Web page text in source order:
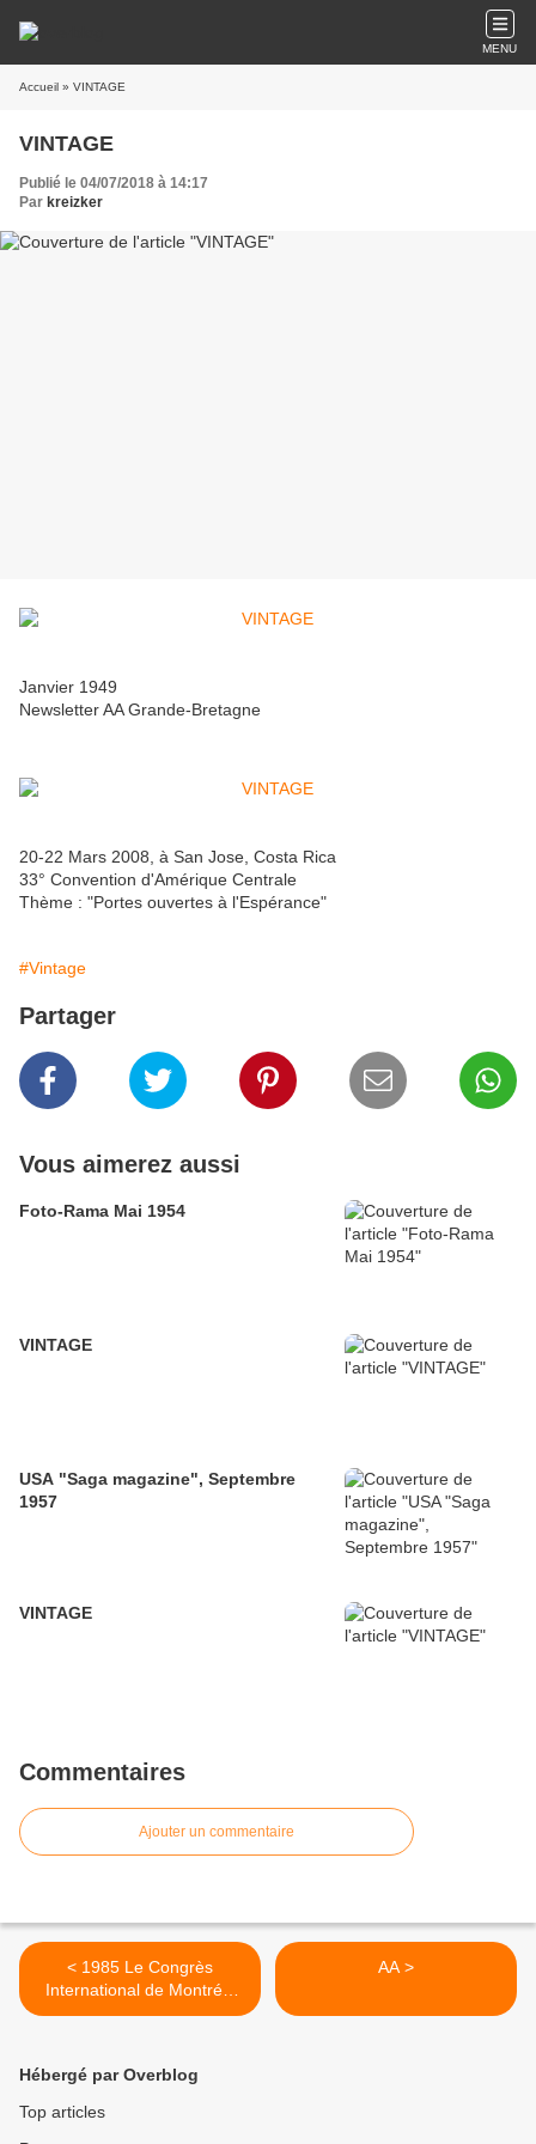
MENU
Accueil » VINTAGE
VINTAGE
Publié le 04/07/2018 à 14:17
Par kreizker
Janvier 1949
Newsletter AA Grande-Bretagne
20-22 Mars 2008, à San Jose, Costa Rica
33° Convention d'Amérique Centrale
Thème : "Portes ouvertes à l'Espérance"
#Vintage
Partager
Vous aimerez aussi
Foto-Rama Mai 1954
VINTAGE
USA "Saga magazine", Septembre
1957
VINTAGE
Commentaires
Ajouter un commentaire
< 1985 Le Congrès
International de Montréal
rend hommage à Clarence
AA >
Hébergé par Overblog
Top articles